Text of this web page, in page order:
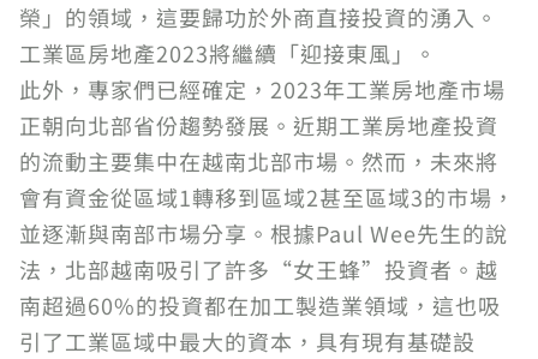
榮」的領域，這要歸功於外商直接投資的湧入。
工業區房地產2023將繼續「迎接東風」。
此外，專家們已經確定，2023年工業房地產市場
正朝向北部省份趨勢發展。近期工業房地產投資
的流動主要集中在越南北部市場。然而，未來將
會有資金從區域1轉移到區域2甚至區域3的市場，
並逐漸與南部市場分享。根據Paul Wee先生的說
法，北部越南吸引了許多“女王蜂”投資者。越
南超過60%的投資都在加工製造業領域，這也吸
引了工業區域中最大的資本，具有現有基礎設